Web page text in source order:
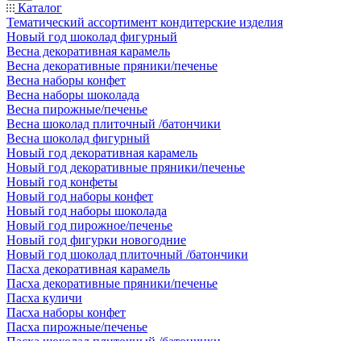
Каталог
Тематический ассортимент кондитерские изделия
Новый год шоколад фигурный
Весна декоративная карамель
Весна декоративные пряники/печенье
Весна наборы конфет
Весна наборы шоколада
Весна пирожные/печенье
Весна шоколад плиточный /батончики
Весна шоколад фигурный
Новый год декоративная карамель
Новый год декоративные пряники/печенье
Новый год конфеты
Новый год наборы конфет
Новый год наборы шоколада
Новый год пирожное/печенье
Новый год фигурки новогодние
Новый год шоколад плиточный /батончики
Пасха декоративная карамель
Пасха декоративные пряники/печенье
Пасха куличи
Пасха наборы конфет
Пасха пирожные/печенье